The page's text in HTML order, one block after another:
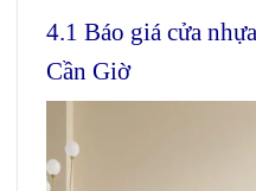
4.1 Báo giá cửa
Cần Giờ